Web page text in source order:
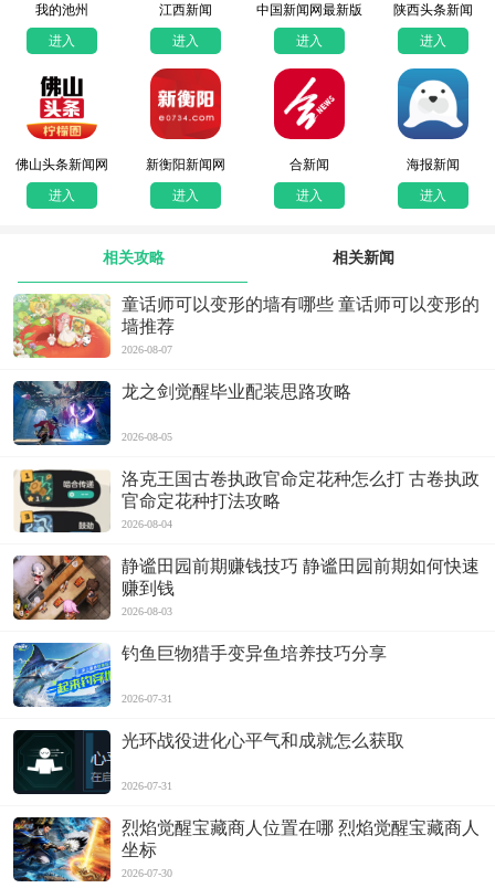
我的池州
进入
江西新闻
进入
中国新闻网最新版
进入
陕西头条新闻
进入
佛山头条新闻网
进入
新衡阳新闻网
进入
合新闻
进入
海报新闻
进入
相关攻略 相关新闻
童话师可以变形的墙有哪些 童话师可以变形的
墙推荐
2026-08-07
龙之剑觉醒毕业配装思路攻略
2026-08-05
洛克王国古卷执政官命定花种怎么打 古卷执政
官命定花种打法攻略
2026-08-04
静谧田园前期赚钱技巧 静谧田园前期如何快速
赚到钱
2026-08-03
钓鱼巨物猎手变异鱼培养技巧分享
2026-07-31
光环战役进化心平气和成就怎么获取
2026-07-31
烈焰觉醒宝藏商人位置在哪 烈焰觉醒宝藏商人
坐标
2026-07-30